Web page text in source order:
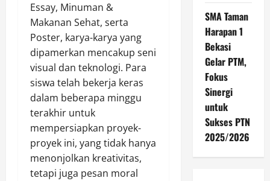
Essay, Minuman &
Makanan Sehat, serta
Poster, karya-karya yang
dipamerkan mencakup seni
visual dan teknologi. Para
siswa telah bekerja keras
dalam beberapa minggu
terakhir untuk
mempersiapkan proyek-
proyek ini, yang tidak hanya
menonjolkan kreativitas,
tetapi juga pesan moral
SMA Taman
Harapan 1
Bekasi
Gelar PTM,
Fokus
Sinergi
untuk
Sukses PTN
2025/2026